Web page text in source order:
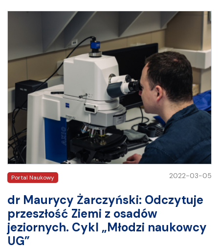
Portal Naukowy 2022-03-05
dr Maurycy Żarczyński: Odczytuje
przeszłość Ziemi z osadów
jeziornych. Cykl „Młodzi naukowcy
UG”